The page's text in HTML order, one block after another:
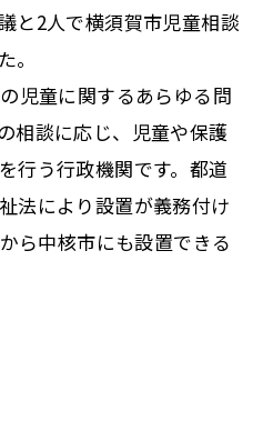
と2人で横須賀市児童相談
。
児童に関するあらゆる問
相談に応じ、児童や保護
行う行政機関です。都道
法により設置が義務付け
ら中核市にも設置できる